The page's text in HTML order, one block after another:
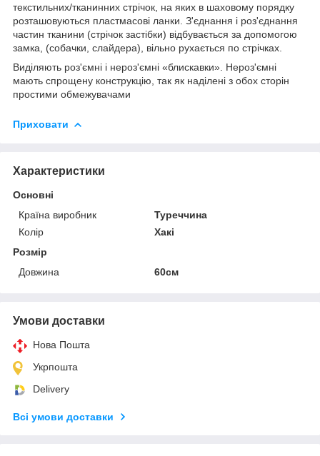
текстильних/тканинних стрічок, на яких в шаховому порядку
розташовуються пластмасові ланки. З'єднання і роз'єднання
частин тканини (стрічок застібки) відбувається за допомогою
замка, (собачки, слайдера), вільно рухається по стрічках.
Виділяють роз'ємні і нероз'ємні «блискавки». Нероз'ємні
мають спрощену конструкцію, так як наділені з обох сторін
простими обмежувачами
Приховати
Характеристики
Основні
Країна виробник
Туреччина
Колір
Хакі
Розмір
Довжина
60см
Умови доставки
Нова Пошта
Укрпошта
Delivery
Всі умови доставки